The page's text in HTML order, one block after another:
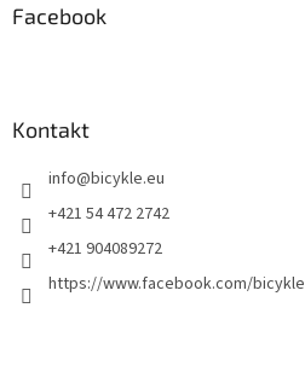
Facebook
Kontakt
info@bicykle.eu
+421 54 472 2742
+421 904089272
https://www.facebook.com/bicykle